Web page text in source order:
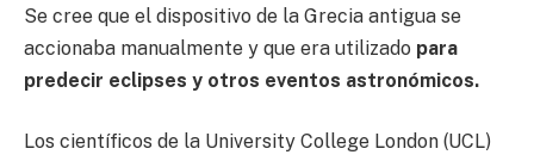
Se cree que el dispositivo de la Grecia antigua se
accionaba manualmente y que era utilizado para
predecir eclipses y otros eventos astronómicos.
Los científicos de la University College London (UCL)